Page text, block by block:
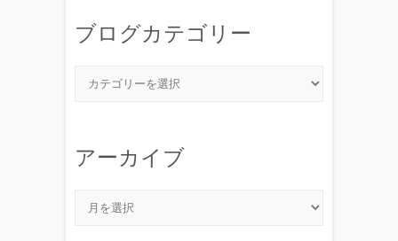
ブログカテゴリー
アーカイブ